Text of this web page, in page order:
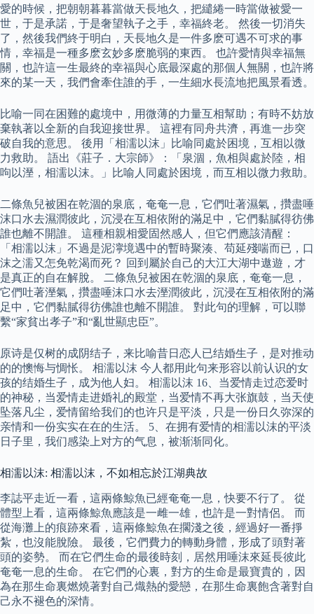
愛的時候，把朝朝暮暮當做天長地久，把繾綣一時當做被愛一
世，于是承諾，于是奢望執子之手，幸福終老。 然後一切消失
了，然後我們終于明白，天長地久是一件多麽可遇不可求的事
情，幸福是一種多麽玄妙多麽脆弱的東西。 也許愛情與幸福無
關，也許這一生最終的幸福與心底最深處的那個人無關，也許將
來的某一天，我們會牽住誰的手，一生細水長流地把風景看透。
比喻一同在困難的處境中，用微薄的力量互相幫助；有時不妨放
棄執著以全新的自我迎接世界。 這裡有同舟共濟，再進一步突
破自我的意思。 後用「相濡以沫」比喻同處於困境，互相以微
力救助。 語出《莊子．大宗師》：「泉涸，魚相與處於陸，相
呴以溼，相濡以沫。」比喻人同處於困境，而互相以微力救助。
二條魚兒被困在乾涸的泉底，奄奄一息，它們吐著濕氣，攢盡唾
沫口水去濕潤彼此，沉浸在互相依附的滿足中，它們黏膩得彷佛
誰也離不開誰。 這種相親相愛固然感人，但它們應該清醒：
「相濡以沫」不過是泥濘境遇中的暫時聚湊、苟延殘喘而已，口
沫之濡又怎免乾渴而死？ 回到屬於自己的大江大湖中遨遊，才
是真正的自在解脫。 二條魚兒被困在乾涸的泉底，奄奄一息，
它們吐著溼氣，攢盡唾沫口水去溼潤彼此，沉浸在互相依附的滿
足中，它們黏膩得彷佛誰也離不開誰。 對此句的理解，可以聯
繫“家貧出孝子”和“亂世顯忠臣”。
原诗是仅树的成阴结子，来比喻昔日恋人已结婚生子，是对推动
的的懊悔与惆怅。 相濡以沫 今人都用此句来形容以前认识的女
孩的结婚生子，成为他人妇。 相濡以沫 16、当爱情走过恋爱时
的神秘，当爱情走进婚礼的殿堂，当爱情不再大张旗鼓，当天使
坠落凡尘，爱情留给我们的也许只是平淡，只是一份日久弥深的
亲情和一份实实在在的生活。 5、在拥有爱情的相濡以沫的平淡
日子里，我们感染上对方的气息，被渐渐同化。
相濡以沫: 相濡以沫，不如相忘於江湖典故
李誌平走近一看，這兩條鯨魚已經奄奄一息，快要不行了。 從
體型上看，這兩條鯨魚應該是一雌一雄，也許是一對情侶。 而
從海灘上的痕跡來看，這兩條鯨魚在擱淺之後，經過好一番掙
紮，也沒能脫險。 最後，它們費力的轉動身體，形成了頭對著
頭的姿勢。 而在它們生命的最後時刻，居然用唾沫來延長彼此
奄奄一息的生命。 在它們的心裏，對方的生命是最寶貴的，因
為在那生命裏燃燒著對自己熾熱的愛戀，在那生命裏飽含著對自
己永不褪色的深情。